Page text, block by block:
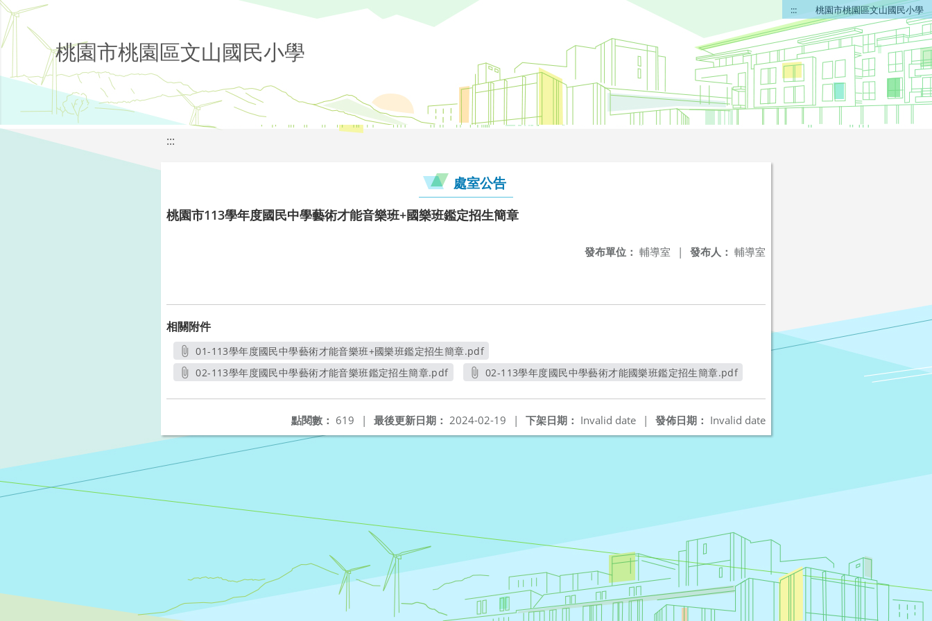
::: 桃園市桃園區文山國民小學
桃園市桃園區文山國民小學
:::
處室公告
桃園市113學年度國民中學藝術才能音樂班+國樂班鑑定招生簡章
發布人： 輔導室
發布單位： 輔導室 |
相關附件
01-113學年度國民中學藝術才能音樂班+國樂班鑑定招生簡章.pdf
另開新視窗
02-113學年度國民中學藝術才能音樂班鑑定招生簡章.pdf
02-113學年度國民中學藝術才能國樂班鑑定招生簡章.pdf
發佈日期： Invalid date
下架日期： Invalid date |
最後更新日期： 2024-02-19 |
點閱數： 619 |